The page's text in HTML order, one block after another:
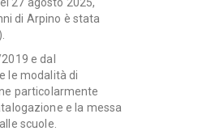
di Arpino è stata
e dal
le modalità di
particolarmente
e la messa
scuole.